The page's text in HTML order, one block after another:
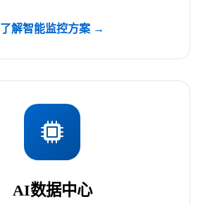
了解智能监控方案 →
AI数据中心